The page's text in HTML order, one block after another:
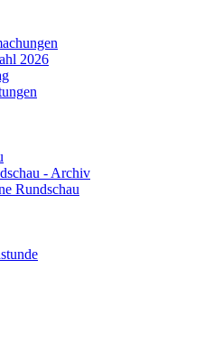
2026
- Archiv
Rundschau